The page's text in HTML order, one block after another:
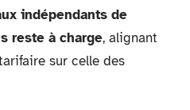
indépendants de
reste à charge, alignant
sur celle des